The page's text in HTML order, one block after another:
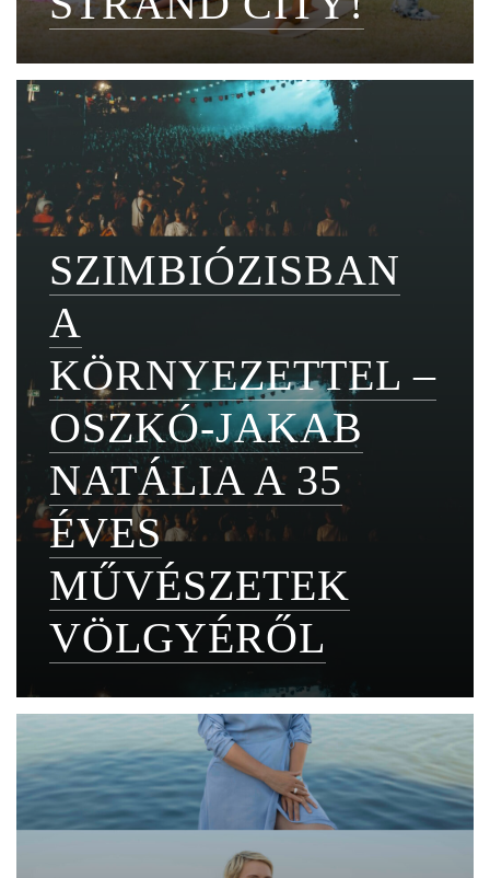
SZIMBIÓZISBAN
A
KÖRNYEZETTEL –
OSZKÓ-JAKAB
NATÁLIA A 35
ÉVES
MŰVÉSZETEK
VÖLGYÉRŐL